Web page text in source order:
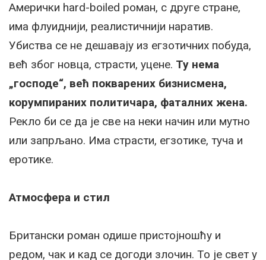
Амерички hard-boiled роман, с друге стране,
има флуиднији, реалистичнији наратив.
Убиства се не дешавају из егзотичних побуда,
већ због новца, страсти, уцене. Ту нема
„господе“, већ покварених бизнисмена,
корумпираних политичара, фаталних жена.
Рекло би се да је све на неки начин или мутно
или запрљано. Има страсти, егзотике, туча и
еротике.
Атмосфера и стил
Британски роман одише пристојношћу и
редом, чак и кад се догоди злочин. То је свет у